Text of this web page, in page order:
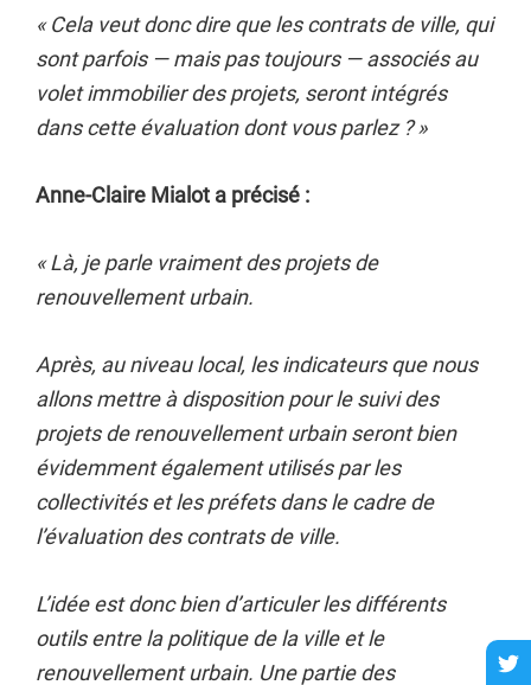
« Cela veut donc dire que les contrats de ville, qui
sont parfois — mais pas toujours — associés au
volet immobilier des projets, seront intégrés
dans cette évaluation dont vous parlez ? »
Anne-Claire Mialot a précisé :
« Là, je parle vraiment des projets de
renouvellement urbain.
Après, au niveau local, les indicateurs que nous
allons mettre à disposition pour le suivi des
projets de renouvellement urbain seront bien
évidemment également utilisés par les
collectivités et les préfets dans le cadre de
l’évaluation des contrats de ville.
L’idée est donc bien d’articuler les différents
outils entre la politique de la ville et le
renouvellement urbain. Une partie des